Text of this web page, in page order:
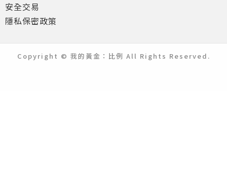
安全交易
隱私保密政策
Copyright © 我的黃金：比例 All Rights Reserved.